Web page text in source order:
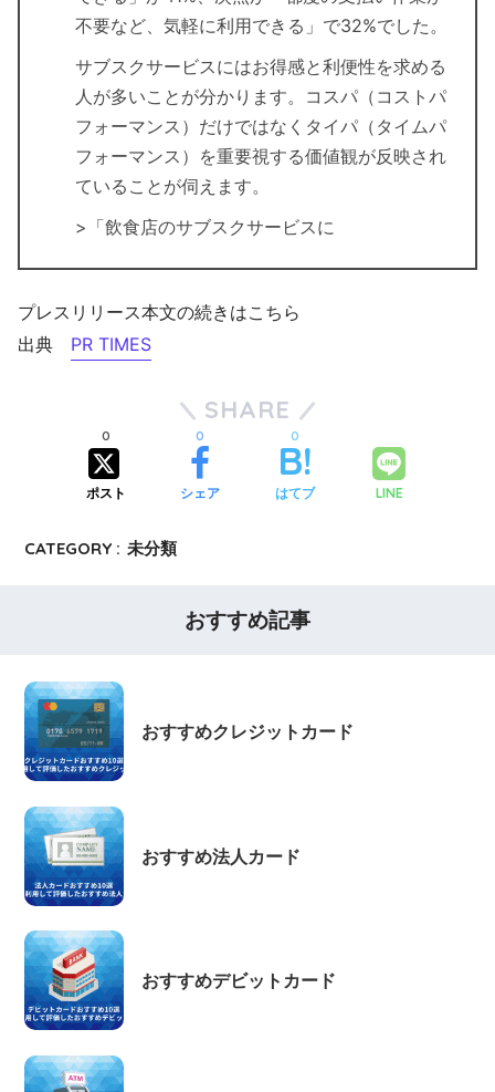
不要など、気軽に利用できる」で32%でした。
サブスクサービスにはお得感と利便性を求める
人が多いことが分かります。コスパ（コストパ
フォーマンス）だけではなくタイパ（タイムパ
フォーマンス）を重要視する価値観が反映され
ていることが伺えます。
>「飲食店のサブスクサービスに
プレスリリース本文の続きはこちら
出典 PR TIMES
SHARE
ポスト
0
シェア
0
はてブ
0
LINE
CATEGORY : 未分類
おすすめ記事
おすすめクレジットカード
おすすめ法人カード
おすすめデビットカード